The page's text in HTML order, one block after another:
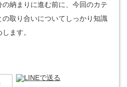
納まりに進む前に、今回のカテ
取り合いについてしっかり知識
ます。